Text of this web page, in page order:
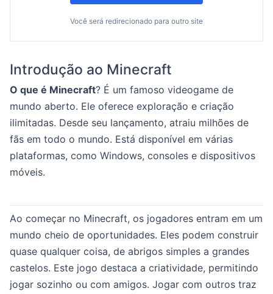
Você será redirecionado para outro site
Introdução ao Minecraft
O que é Minecraft? É um famoso videogame de
mundo aberto. Ele oferece exploração e criação
ilimitadas. Desde seu lançamento, atraiu milhões de
fãs em todo o mundo. Está disponível em várias
plataformas, como Windows, consoles e dispositivos
móveis.
Ao começar no Minecraft, os jogadores entram em um
mundo cheio de oportunidades. Eles podem construir
quase qualquer coisa, de abrigos simples a grandes
castelos. Este jogo destaca a criatividade, permitindo
jogar sozinho ou com amigos. Jogar com outros traz